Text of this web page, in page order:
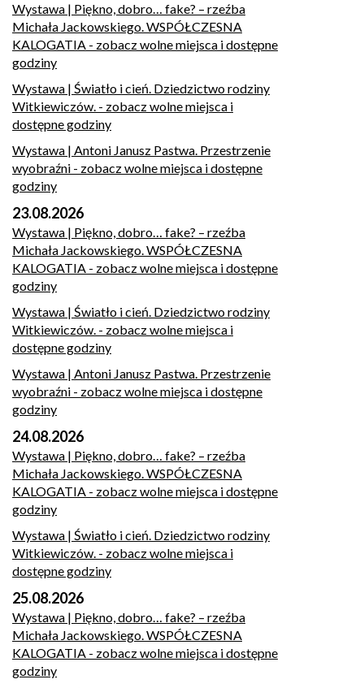
Wystawa | Piękno, dobro… fake? – rzeźba
Michała Jackowskiego. WSPÓŁCZESNA
KALOGATIA - zobacz wolne miejsca i dostępne
godziny
Wystawa | Światło i cień. Dziedzictwo rodziny
Witkiewiczów. - zobacz wolne miejsca i
dostępne godziny
Wystawa | Antoni Janusz Pastwa. Przestrzenie
wyobraźni - zobacz wolne miejsca i dostępne
godziny
23.08.2026
Wystawa | Piękno, dobro… fake? – rzeźba
Michała Jackowskiego. WSPÓŁCZESNA
KALOGATIA - zobacz wolne miejsca i dostępne
godziny
Wystawa | Światło i cień. Dziedzictwo rodziny
Witkiewiczów. - zobacz wolne miejsca i
dostępne godziny
Wystawa | Antoni Janusz Pastwa. Przestrzenie
wyobraźni - zobacz wolne miejsca i dostępne
godziny
24.08.2026
Wystawa | Piękno, dobro… fake? – rzeźba
Michała Jackowskiego. WSPÓŁCZESNA
KALOGATIA - zobacz wolne miejsca i dostępne
godziny
Wystawa | Światło i cień. Dziedzictwo rodziny
Witkiewiczów. - zobacz wolne miejsca i
dostępne godziny
25.08.2026
Wystawa | Piękno, dobro… fake? – rzeźba
Michała Jackowskiego. WSPÓŁCZESNA
KALOGATIA - zobacz wolne miejsca i dostępne
godziny